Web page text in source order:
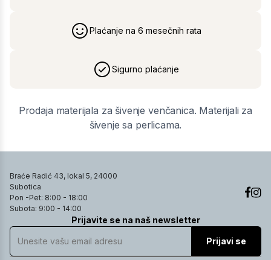
Plaćanje na 6 mesečnih rata
Sigurno plaćanje
Prodaja materijala za šivenje venčanica. Materijali za
šivenje sa perlicama.
Braće Radić 43, lokal 5, 24000
Subotica
Pon -Pet: 8:00 - 18:00
Subota: 9:00 - 14:00
Prijavite se na naš newsletter
Prijavi se